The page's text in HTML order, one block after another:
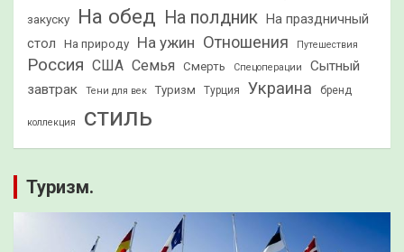
закуску На обед На полдник На праздничный
стол
На природу На ужин Отношения Путешествия
Россия США Семья Смерть Спецоперации
Сытный
завтрак
Тени для век Туризм Турция Украина бренд
коллекция стиль
Туризм.